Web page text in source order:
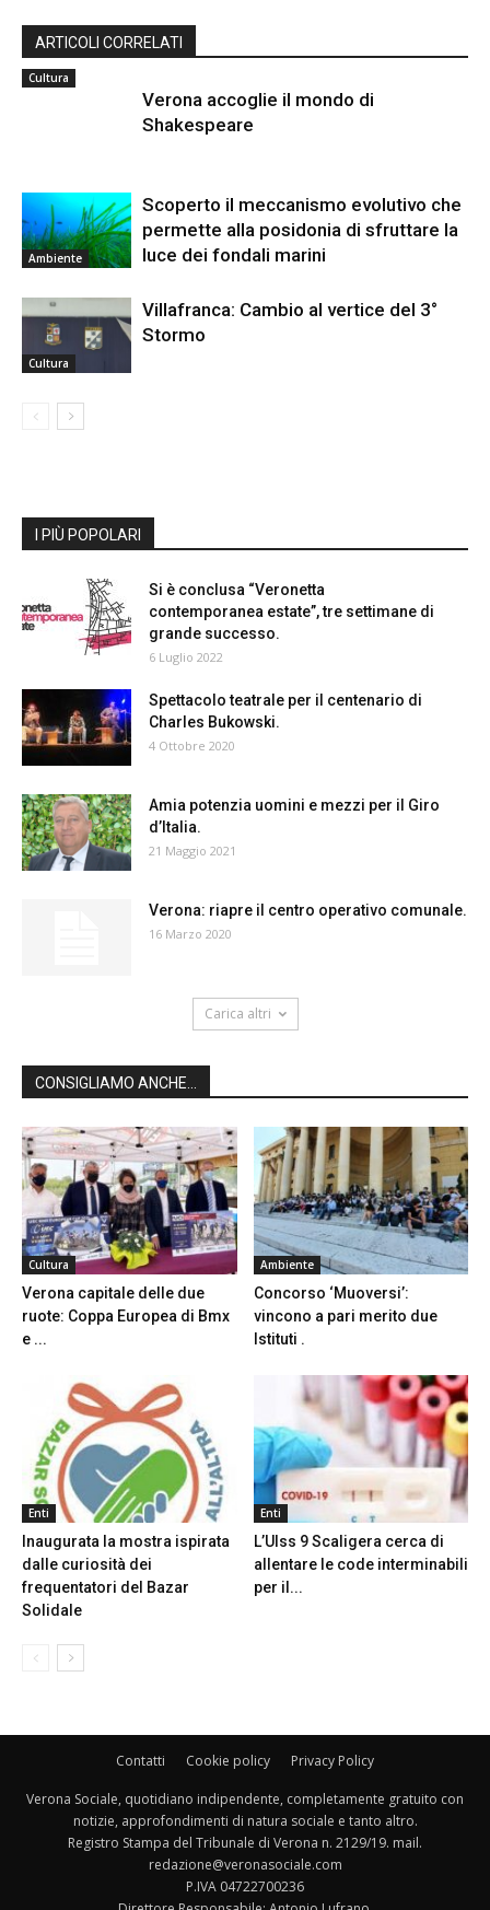
ARTICOLI CORRELATI
Cultura
Verona accoglie il mondo di
Shakespeare
Ambiente
Scoperto il meccanismo evolutivo che
permette alla posidonia di sfruttare la
luce dei fondali marini
Cultura
Villafranca: Cambio al vertice del 3°
Stormo
I PIÙ POPOLARI
Si è conclusa “Veronetta
contemporanea estate”, tre settimane di
grande successo.
6 Luglio 2022
Spettacolo teatrale per il centenario di
Charles Bukowski.
4 Ottobre 2020
Amia potenzia uomini e mezzi per il Giro
d’Italia.
21 Maggio 2021
Verona: riapre il centro operativo comunale.
16 Marzo 2020
Carica altri
CONSIGLIAMO ANCHE...
Cultura
Verona capitale delle due
ruote: Coppa Europea di Bmx
e ...
Ambiente
Concorso ‘Muoversi’:
vincono a pari merito due
Istituti .
Enti
Inaugurata la mostra ispirata
dalle curiosità dei
frequentatori del Bazar
Solidale
Enti
L’Ulss 9 Scaligera cerca di
allentare le code interminabili
per il...
Contatti Cookie policy Privacy Policy
Verona Sociale, quotidiano indipendente, completamente gratuito con
notizie, approfondimenti di natura sociale e tanto altro.
Registro Stampa del Tribunale di Verona n. 2129/19. mail.
redazione@veronasociale.com
P.IVA 04722700236